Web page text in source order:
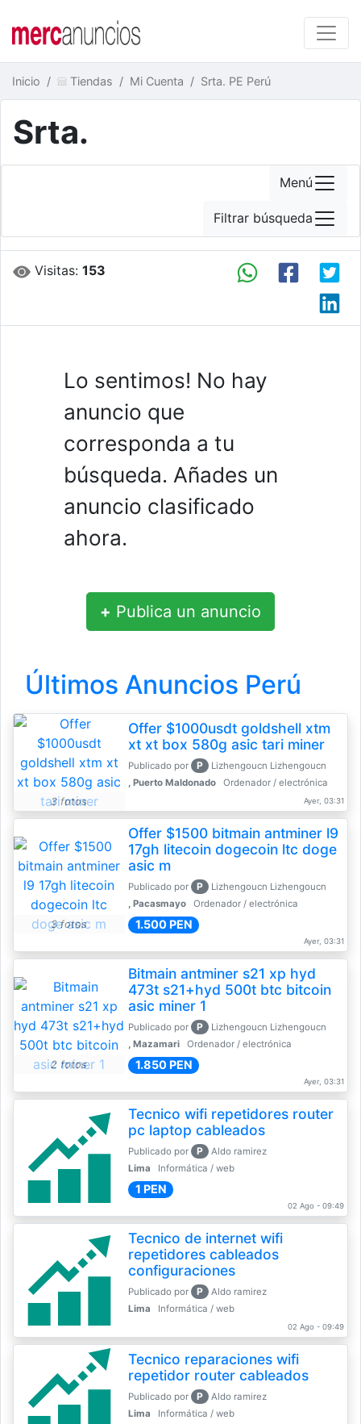
Inicio Tiendas Mi Cuenta Srta. PE Perú
Srta.
Visitas:153
Lo sentimos! No hay
anuncio que
corresponda a tu
búsqueda. Añades un
anuncio clasificado
ahora.
+ Publica un anuncio
Últimos Anuncios Perú
3 fotos
Offer $1000usdt goldshell xtm
xt xt box 580g asic tari miner
Publicado por P
Lizhengoucn Lizhengoucn
, Puerto Maldonado
Ordenador / electrónica
Ayer, 03:31
3 fotos
Offer $1500 bitmain antminer l9
17gh litecoin dogecoin ltc doge
asic m
Publicado por P
Lizhengoucn Lizhengoucn
, Pacasmayo
Ordenador / electrónica
1.500 PEN
Ayer, 03:31
2 fotos
Bitmain antminer s21 xp hyd
473t s21+hyd 500t btc bitcoin
asic miner 1
Publicado por P
Lizhengoucn Lizhengoucn
, Mazamari
Ordenador / electrónica
1.850 PEN
Ayer, 03:31
Tecnico wifi repetidores router
pc laptop cableados
Publicado por P
Aldo ramirez
Lima
Informática / web
1 PEN
02 Ago - 09:49
Tecnico de internet wifi
repetidores cableados
configuraciones
Publicado por P
Aldo ramirez
Lima
Informática / web
02 Ago - 09:49
Tecnico reparaciones wifi
repetidor router cableados
Publicado por P
Aldo ramirez
Lima
Informática / web
Menú
Filtrar búsqueda